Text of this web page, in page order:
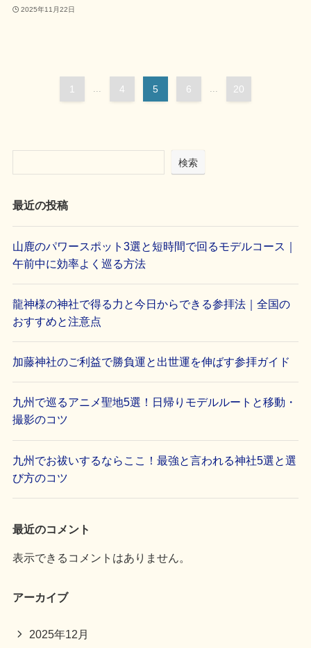
2025年11月22日
1 4 5 6 20
検索
最近の投稿
山鹿のパワースポット3選と短時間で回るモデルコース｜
午前中に効率よく巡る方法
龍神様の神社で得る力と今日からできる参拝法｜全国の
おすすめと注意点
加藤神社のご利益で勝負運と出世運を伸ばす参拝ガイド
九州で巡るアニメ聖地5選！日帰りモデルルートと移動・
撮影のコツ
九州でお祓いするならここ！最強と言われる神社5選と選
び方のコツ
最近のコメント
表示できるコメントはありません。
アーカイブ
2025年12月